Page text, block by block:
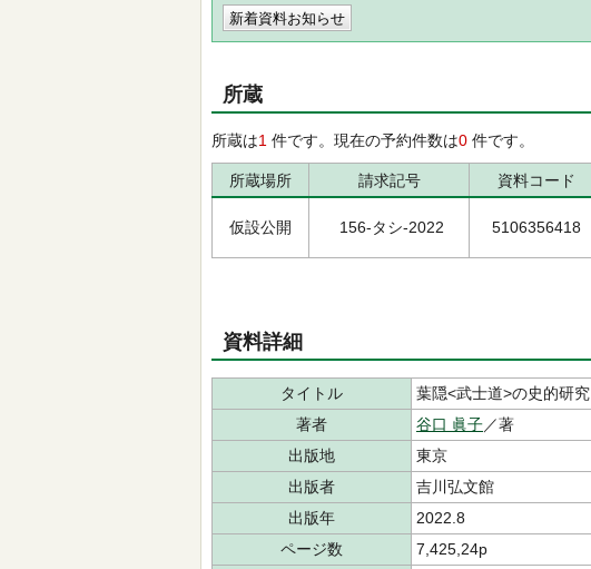
新着資料お知らせ
所蔵
所蔵は1 件です。現在の予約件数は0 件です。
所蔵場所 請求記号 資料コード
仮設公開 156-タシ-2022 5106356418
資料詳細
タイトル
葉隠<武士道>の史的研究
著者
谷口 眞子／著
出版地
東京
出版者
吉川弘文館
出版年
2022.8
ページ数
7,425,24p